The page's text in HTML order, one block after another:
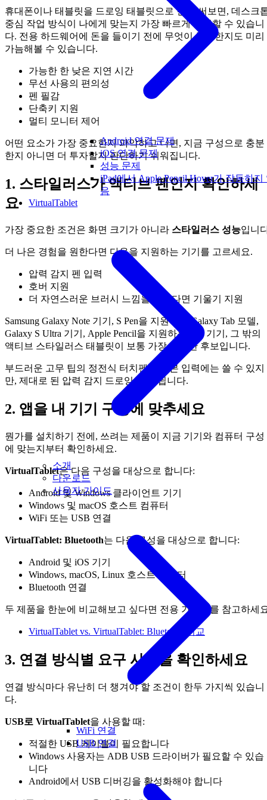
Android 연결 문제
iOS 연결 문제
성능 문제
iPad에서 Apple Pencil Hover가 작동하지
음
VirtualTablet
소개
다운로드
사용자 가이드
WiFi 연결
USB 연결
휴대폰이나 태블릿을 드로잉 태블릿으로 먼저 써보면, 데스크
중심 작업 방식이 나에게 맞는지 가장 빠르게 확인할 수 있습니
다. 전용 하드웨어에 돈을 들이기 전에 무엇이 중요한지도 미리
가늠해볼 수 있습니다.
가능한 한 낮은 지연 시간
무선 사용의 편의성
펜 필감
단축키 지원
멀티 모니터 제어
어떤 요소가 가장 중요한지 파악하고 나면, 지금 구성으로 충분
한지 아니면 더 투자할지 판단하기 쉬워집니다.
1. 스타일러스가 액티브 펜인지 확인하세
요
가장 중요한 조건은 화면 크기가 아니라 스타일러스 성능입니
더 나은 경험을 원한다면 다음을 지원하는 기기를 고르세요.
압력 감지 펜 입력
호버 지원
더 자연스러운 브러시 느낌을 원한다면 기울기 지원
Samsung Galaxy Note 기기, S Pen을 지원하는 Galaxy Tab 모델,
Galaxy S Ultra 기기, Apple Pencil을 지원하는 iOS 기기, 그 밖의
액티브 스타일러스 태블릿이 보통 가장 유력한 후보입니다.
부드러운 고무 팁의 정전식 터치펜도 기본 입력에는 쓸 수 있지
만, 제대로 된 압력 감지 드로잉은 안 됩니다.
2. 앱을 내 기기 구성에 맞추세요
뭔가를 설치하기 전에, 쓰려는 제품이 지금 기기와 컴퓨터 구성
에 맞는지부터 확인하세요.
VirtualTablet은 다음 구성을 대상으로 합니다:
Android 및 Windows 클라이언트 기기
Windows 및 macOS 호스트 컴퓨터
WiFi 또는 USB 연결
VirtualTablet: Bluetooth는 다음 구성을 대상으로 합니다:
Android 및 iOS 기기
Windows, macOS, Linux 호스트 컴퓨터
Bluetooth 연결
두 제품을 한눈에 비교해보고 싶다면 전용 가이드를 참고하세
VirtualTablet vs. VirtualTablet: Bluetooth 비교
3. 연결 방식별 요구 사항을 확인하세요
연결 방식마다 유난히 더 챙겨야 할 조건이 한두 가지씩 있습니
다.
USB로 VirtualTablet을 사용할 때:
적절한 USB 케이블이 필요합니다
Windows 사용자는 ADB USB 드라이버가 필요할 수 있습
니다
Android에서 USB 디버깅을 활성화해야 합니다